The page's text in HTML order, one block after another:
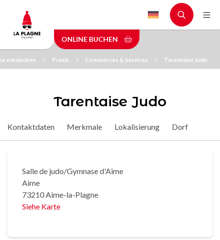
main
content
ONLINE BUCHEN
entdecken Praxis Commerces & Services Tarentaise Judo
Tarentaise Judo
Kontaktdaten Merkmale Lokalisierung Dorf
Salle de judo/Gymnase d'Aime
Aime
73210 Aime-la-Plagne
Siehe Karte